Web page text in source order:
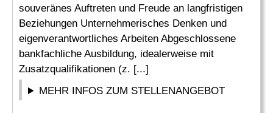
souveränes Auftreten und Freude an langfristigen
Beziehungen Unternehmerisches Denken und
eigenverantwortliches Arbeiten Abgeschlossene
bankfachliche Ausbildung, idealerweise mit
Zusatzqualifikationen (z. [...]
MEHR INFOS ZUM STELLENANGEBOT